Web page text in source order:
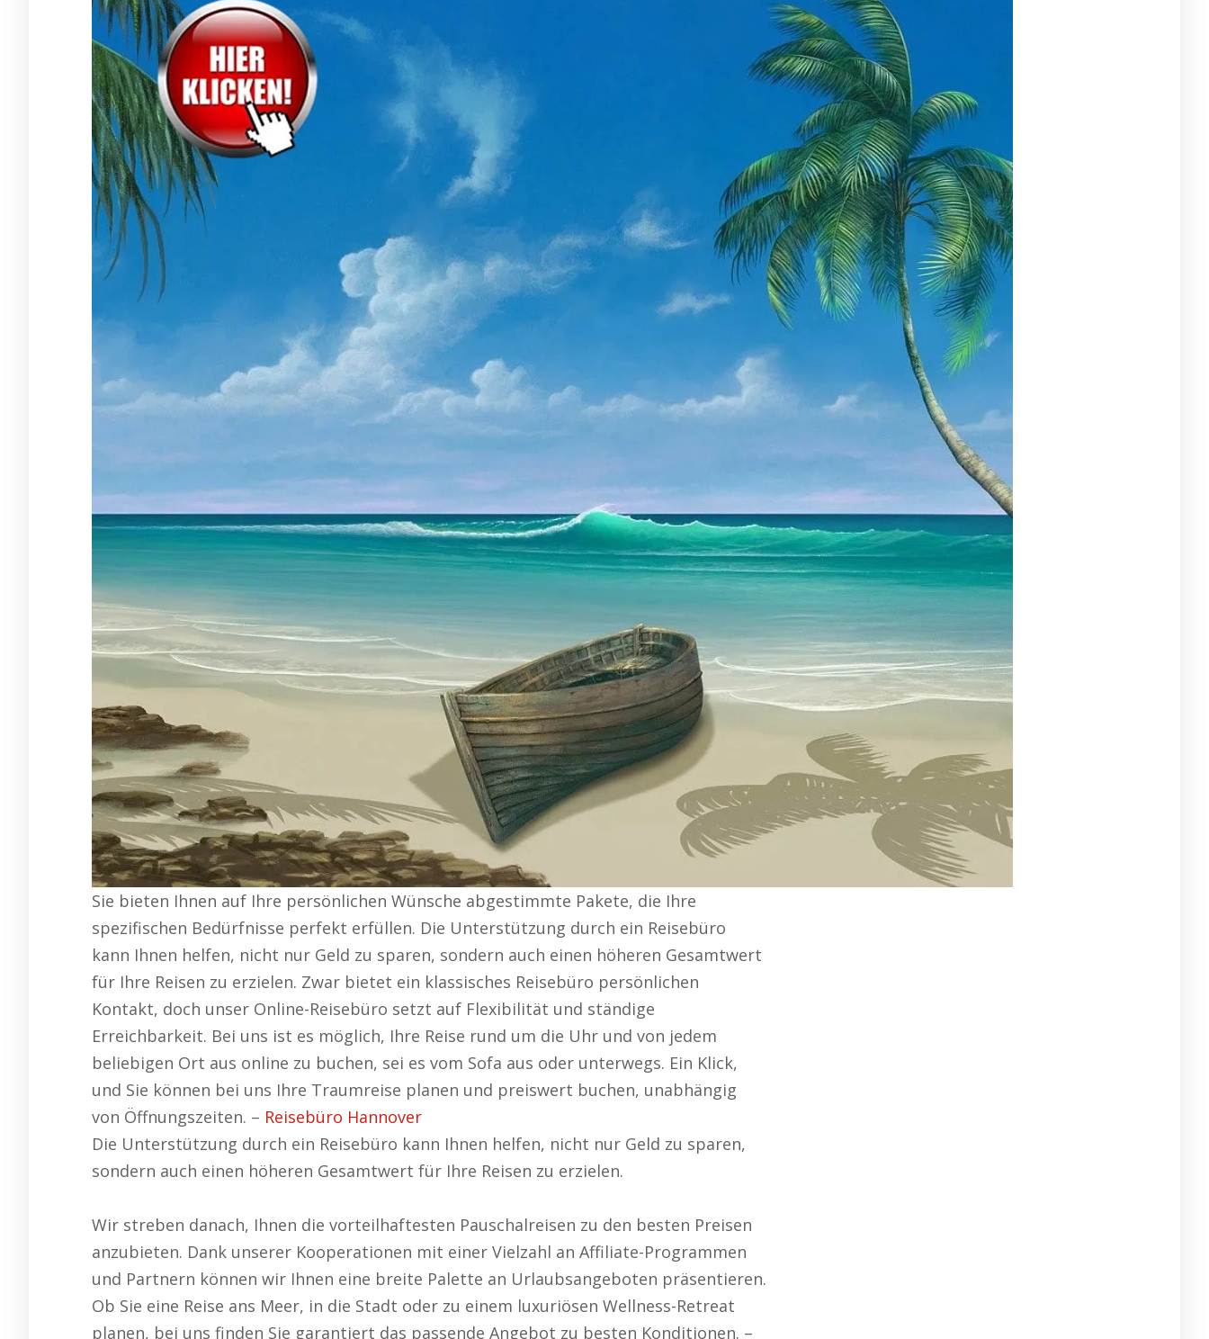
Sie bieten Ihnen auf Ihre persönlichen Wünsche abgestimmte Pakete, die Ihre
spezifischen Bedürfnisse perfekt erfüllen. Die Unterstützung durch ein Reisebüro
kann Ihnen helfen, nicht nur Geld zu sparen, sondern auch einen höheren Gesamtwert
für Ihre Reisen zu erzielen. Zwar bietet ein klassisches Reisebüro persönlichen
Kontakt, doch unser Online-Reisebüro setzt auf Flexibilität und ständige
Erreichbarkeit. Bei uns ist es möglich, Ihre Reise rund um die Uhr und von jedem
beliebigen Ort aus online zu buchen, sei es vom Sofa aus oder unterwegs. Ein Klick,
und Sie können bei uns Ihre Traumreise planen und preiswert buchen, unabhängig
von Öffnungszeiten. – Reisebüro Hannover
Die Unterstützung durch ein Reisebüro kann Ihnen helfen, nicht nur Geld zu sparen,
sondern auch einen höheren Gesamtwert für Ihre Reisen zu erzielen.
Wir streben danach, Ihnen die vorteilhaftesten Pauschalreisen zu den besten Preisen
anzubieten. Dank unserer Kooperationen mit einer Vielzahl an Affiliate-Programmen
und Partnern können wir Ihnen eine breite Palette an Urlaubsangeboten präsentieren.
Ob Sie eine Reise ans Meer, in die Stadt oder zu einem luxuriösen Wellness-Retreat
planen, bei uns finden Sie garantiert das passende Angebot zu besten Konditionen. –